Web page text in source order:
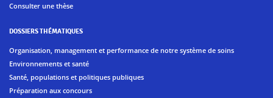
Consulter une thèse
DOSSIERS THÉMATIQUES
Organisation, management et performance de notre système de soins
Environnements et santé
Santé, populations et politiques publiques
Préparation aux concours